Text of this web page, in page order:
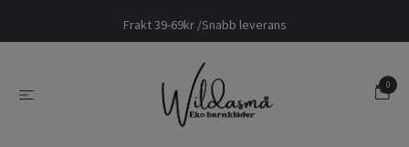
Frakt 39-69kr /Snabb leverans
0